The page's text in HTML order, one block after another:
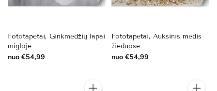
Fototapetai, Ginkmedžių lapai
migloje
nuo €54,99
Fototapetai, Auksinis medis
žieduose
nuo €54,99